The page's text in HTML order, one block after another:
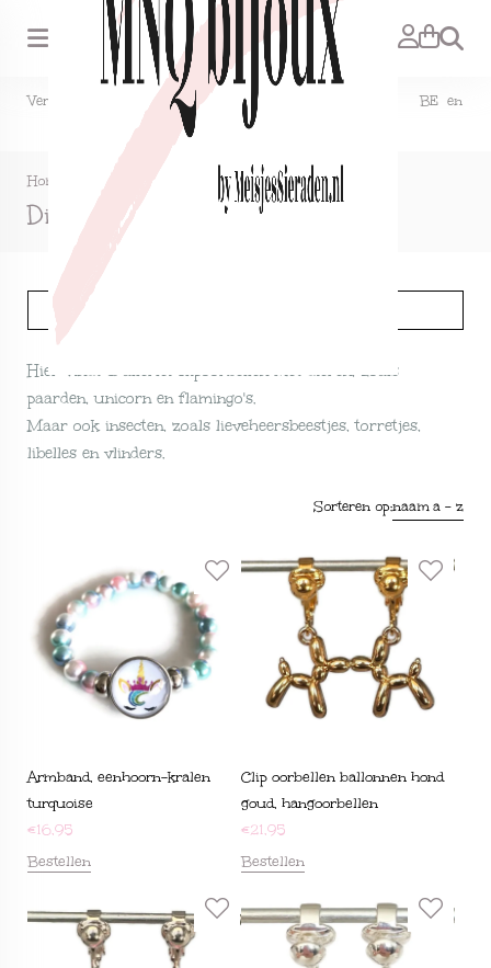
Zoeken
Verzendkosten NL €1,50, GRATIS bij bestelling vanaf €15. BE en
DE €2,95, GRATIS verzenden vanaf €50.
Home Oorbellen >Dieren/insecten
Dieren/insecten
Hier vindt u allerlei clipoorbellen met dieren, zoals
paarden, unicorn en flamingo's.
Maar ook insecten, zoals lieveheersbeestjes, torretjes,
libelles en vlinders.
Sorteren op:naam a - z
Armband, eenhoorn-kralen
turquoise
€16,95
Bestellen
Clip oorbellen ballonnen hond
goud, hangoorbellen
€21,95
Bestellen